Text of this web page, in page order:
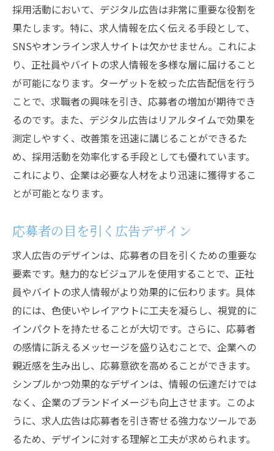
採用活動において、デジタル広告は非常に重要な役割を
果たします。特に、求人情報を広く伝える手段として、
SNSやオンライン求人サイトは欠かせません。これによ
り、正社員やバイトの求人情報を多様な層に届けること
が可能になります。ターゲットを絞った広告配信を行う
ことで、求職者の興味を引き、応募者の増加が期待でき
るのです。また、デジタル広告はリアルタイムで効果を
測定しやすく、改善策を迅速に講じることができるた
め、採用活動を効率化する手段としても優れています。
これにより、企業は必要な人材をより迅速に獲得するこ
とが可能となります。
応募者の目を引く広告デザイン
求人広告のデザインは、応募者の目を引くための重要な
要素です。魅力的なビジュアルを使用することで、正社
員やバイトの求人情報がより効果的に伝わります。具体
的には、色使いやレイアウトに工夫を凝らし、視覚的に
インパクトを持たせることが大切です。さらに、応募者
の感情に訴えるメッセージを盛り込むことで、企業への
親近感を生み出し、応募意欲を高めることができます。
シンプルかつ効果的なデザインは、情報の伝達だけでは
なく、企業のブランドイメージも向上させます。このよ
うに、求人広告は応募者を引き寄せる強力なツールであ
るため、デザインに対する理解と工夫が求められます。